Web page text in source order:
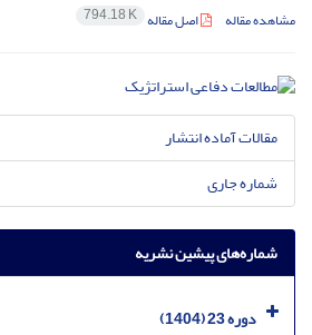
مشاهده مقاله اصل مقاله 794.18 K
مقالات آماده انتشار
شماره جاری
شماره‌های پیشین نشریه
دوره 23 (1404)